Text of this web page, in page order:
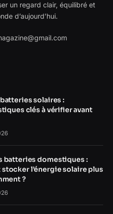
un regard clair, équilibré et
d’aujourd’hui.
solaires :
clés à vérifier avant
batteries domestiques :
l’énergie solaire plus
?